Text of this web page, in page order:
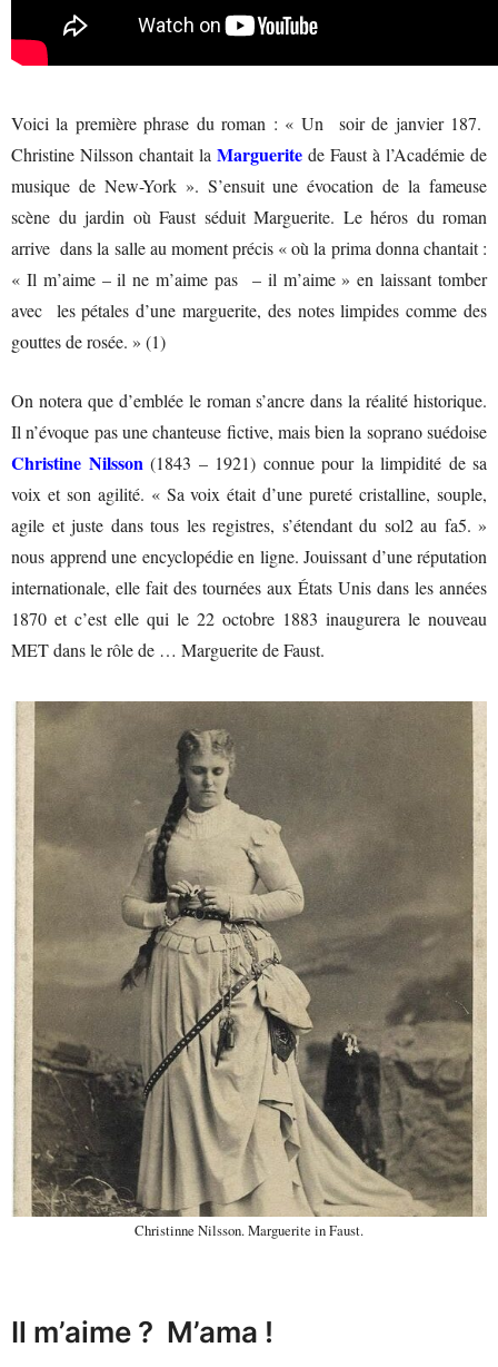
Voici la première phrase du roman : « Un soir de janvier 187.
Christine Nilsson chantait la Marguerite de Faust à l’Académie de
musique de New-York ». S’ensuit une évocation de la fameuse
scène du jardin où Faust séduit Marguerite. Le héros du roman
arrive dans la salle au moment précis « où la prima donna chantait :
« Il m’aime – il ne m’aime pas – il m’aime » en laissant tomber
avec les pétales d’une marguerite, des notes limpides comme des
gouttes de rosée. » (1)
On notera que d’emblée le roman s’ancre dans la réalité historique.
Il n’évoque pas une chanteuse fictive, mais bien la soprano suédoise
Christine Nilsson(1843 – 1921) connue pour la limpidité de sa
voix et son agilité. « Sa voix était d’une pureté cristalline, souple,
agile et juste dans tous les registres, s’étendant du sol2 au fa5. »
nous apprend une encyclopédie en ligne. Jouissant d’une réputation
internationale, elle fait des tournées aux États Unis dans les années
1870 et c’est elle qui le 22 octobre 1883 inaugurera le nouveau
MET dans le rôle de … Marguerite de Faust.
Christinne Nilsson. Marguerite in Faust.
Il m’aime ? M’ama !